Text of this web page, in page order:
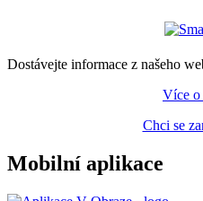
Dostávejte informace z našeho
Více o
Chci se
Mobilní aplikace